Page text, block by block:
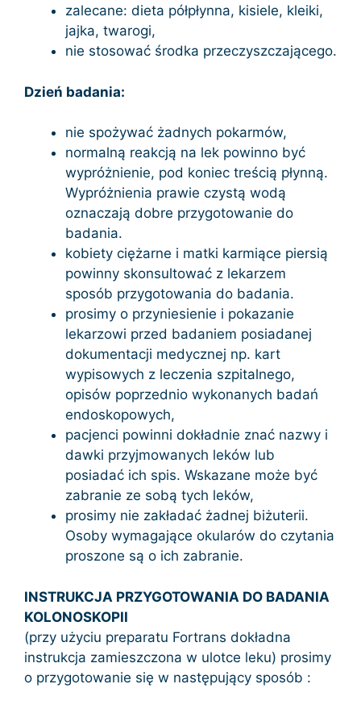
zalecane: dieta półpłynna, kisiele, kleiki,
jajka, twarogi,
nie stosować środka przeczyszczającego.
Dzień badania:
nie spożywać żadnych pokarmów,
normalną reakcją na lek powinno być
wypróżnienie, pod koniec treścią płynną.
Wypróżnienia prawie czystą wodą
oznaczają dobre przygotowanie do
badania.
kobiety ciężarne i matki karmiące piersią
powinny skonsultować z lekarzem
sposób przygotowania do badania.
prosimy o przyniesienie i pokazanie
lekarzowi przed badaniem posiadanej
dokumentacji medycznej np. kart
wypisowych z leczenia szpitalnego,
opisów poprzednio wykonanych badań
endoskopowych,
pacjenci powinni dokładnie znać nazwy i
dawki przyjmowanych leków lub
posiadać ich spis. Wskazane może być
zabranie ze sobą tych leków,
prosimy nie zakładać żadnej biżuterii.
Osoby wymagające okularów do czytania
proszone są o ich zabranie.
INSTRUKCJA PRZYGOTOWANIA DO BADANIA
KOLONOSKOPII
(przy użyciu preparatu Fortrans dokładna
instrukcja zamieszczona w ulotce leku) prosimy
o przygotowanie się w następujący sposób :